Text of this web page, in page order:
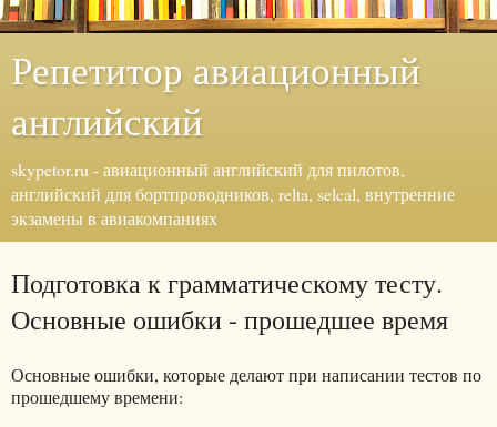
Репетитор авиационный
английский
skypetor.ru - авиационный английский для пилотов,
английский для бортпроводников, relta, selcal, внутренние
экзамены в авиакомпаниях
Подготовка к грамматическому тесту.
Основные ошибки - прошедшее время
Основные ошибки, которые делают при написании тестов по
прошедшему времени: